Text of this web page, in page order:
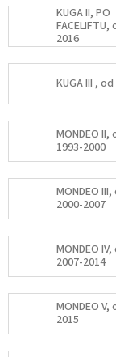
KUGA II, PO
FACELIFTU,
2016
KUGA III ,
MONDEO II,
1993-2000
MONDEO III,
2000-2007
MONDEO IV,
2007-2014
MONDEO V,
2015